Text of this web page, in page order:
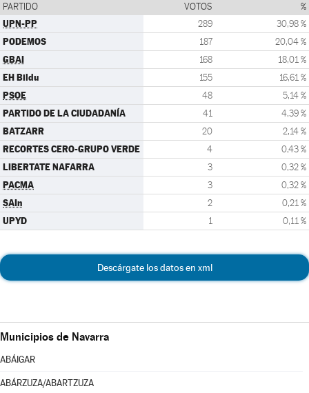
PARTIDO VOTOS %
UPN-PP 289 30,98 %
PODEMOS 187 20,04 %
GBAI 168 18,01 %
EH Bildu 155 16,61 %
PSOE 48 5,14 %
PARTIDO DE LA CIUDADANÍA 41 4,39 %
BATZARR 20 2,14 %
RECORTES CERO-GRUPO VERDE 4 0,43 %
LIBERTATE NAFARRA 3 0,32 %
PACMA 3 0,32 %
SAIn 2 0,21 %
UPYD 1 0,11 %
Descárgate los datos en xml
Municipios de Navarra
ABÁIGAR
ABÁRZUZA/ABARTZUZA